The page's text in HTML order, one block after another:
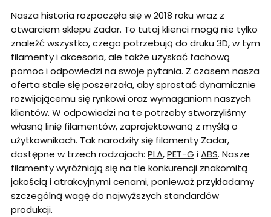
Nasza historia rozpoczęła się w 2018 roku wraz z
otwarciem sklepu Zadar. To tutaj klienci mogą nie tylko
znaleźć wszystko, czego potrzebują do druku 3D, w tym
filamenty i akcesoria, ale także uzyskać fachową
pomoc i odpowiedzi na swoje pytania. Z czasem nasza
oferta stale się poszerzała, aby sprostać dynamicznie
rozwijającemu się rynkowi oraz wymaganiom naszych
klientów. W odpowiedzi na te potrzeby stworzyliśmy
własną linię filamentów, zaprojektowaną z myślą o
użytkownikach. Tak narodziły się filamenty Zadar,
dostępne w trzech rodzajach: PLA,PET-G iABS. Nasze
filamenty wyróżniają się na tle konkurencji znakomitą
jakością i atrakcyjnymi cenami, ponieważ przykładamy
szczególną wagę do najwyższych standardów
produkcji.